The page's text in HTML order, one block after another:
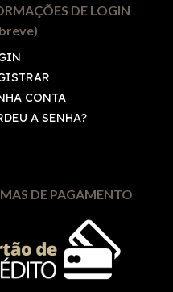
DE LOGIN
CONTA
A SENHA?
DE PAGAMENTO